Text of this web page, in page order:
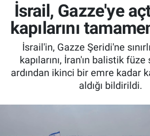
İsrail, Gazze'ye
kapılarını
İsrail'in, Gazze Şeridi'ne sınırlı
kapılarını, İran'ın balistik füze
ardından ikinci bir emre kadar
aldığı bildirildi.